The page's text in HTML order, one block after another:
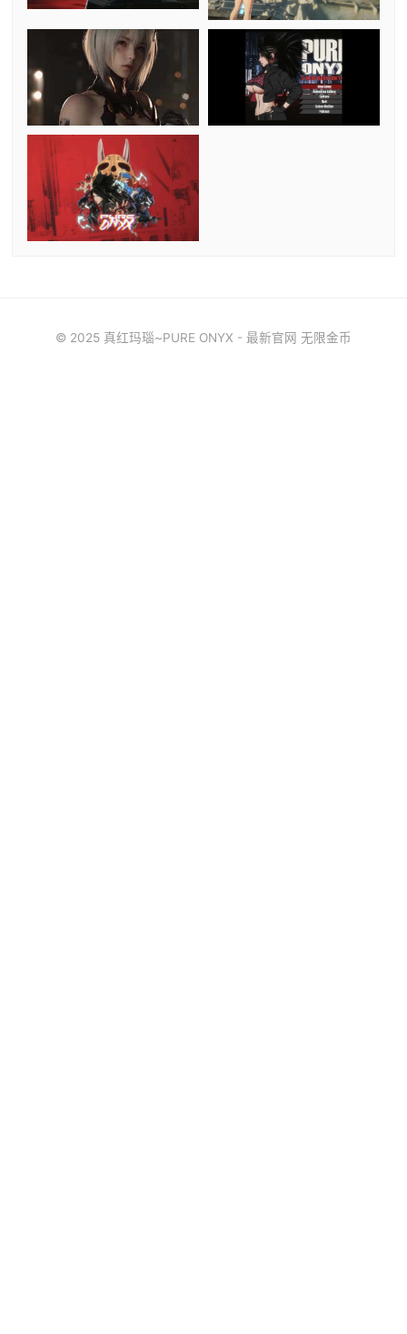
© 2025 真红玛瑙~PURE ONYX - 最新官网 无限金币